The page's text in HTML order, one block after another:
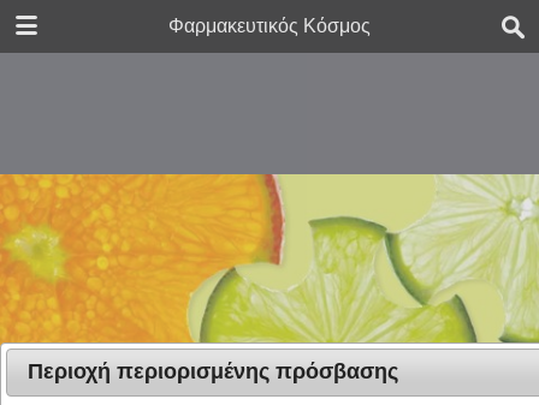
Φαρμακευτικός Κόσμος
Περιοχή περιορισμένης πρόσβασης